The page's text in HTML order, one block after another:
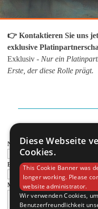
👉 Kontaktieren Sie uns
exklusive
Exklusiv - Nur ein
Erste, der diese Rolle prägt.
Name:
E-Mail:
Mitteilung:
Diese Webseite
Cookies.
This Cookie Banner was
longer working. Please
website administrator.
Wir verwenden Cookies,
Benutzerfreundlichkeit